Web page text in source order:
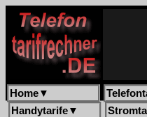
Home▼
Handytarife▼